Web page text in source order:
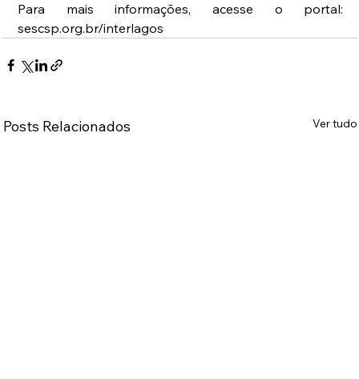
Para mais informações, acesse o portal:
sescsp.org.br/interlagos
Posts Relacionados Ver tudo